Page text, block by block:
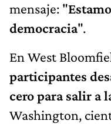
mensaje: "
democracia".
En West
participantes
cero para salir a
Washington,